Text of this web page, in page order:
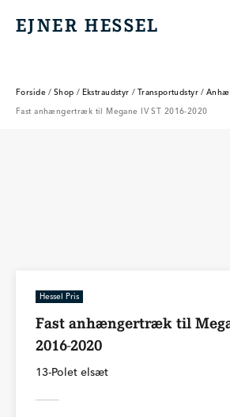
EJNER HESSEL
EJNER HESSEL
Forside / Shop / Ekstraudstyr / Transportudstyr /
Fast anhængertræk til Megane IV ST 2016-2020
Hessel Pris
Fast anhængertræk til
2016-2020
13-Polet elsæt